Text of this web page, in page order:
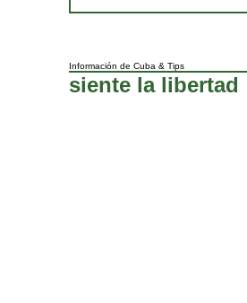
Información de Cuba & Tips
siente la libertad